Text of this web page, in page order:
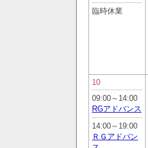
臨時休業
10
09:00～14:00
RGアドバンス
14:00～19:00
ＲＧアドバン